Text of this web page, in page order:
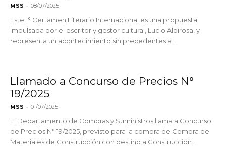
MSS - 08/07/2025
Este 1° Certamen Literario Internacional es una propuesta
impulsada por el escritor y gestor cultural, Lucio Albirosa, y
representa un acontecimiento sin precedentes a...
Llamado a Concurso de Precios N°
19/2025
MSS - 01/07/2025
El Departamento de Compras y Suministros llama a Concurso
de Precios N° 19/2025, previsto para la compra de Compra de
Materiales de Construcción con destino a Construcción...